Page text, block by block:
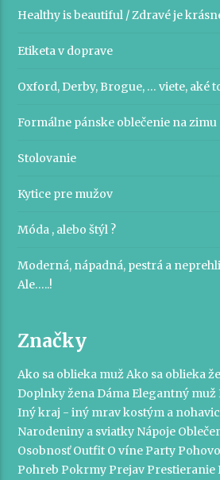
Healthy is beautiful / Zdravé je
Etiketa v doprave
Oxford, Derby, Brogue, … viete, aké
Formálne pánske oblečenie na zimu
Stolovanie
Kytice pre mužov
Móda , alebo štýl ?
Moderná, nápadná, pestrá a
Ale…..!
Značky
Ako sa oblieka muž Ako sa oblieka
Doplnky ženaDáma Elegantný muž
Iný kraj - iný mravkostým a
Narodeniny a sviatky Nápoje
OsobnosťOutfit O víne Party
Pohreb Pokrmy Prejav Prestieranie